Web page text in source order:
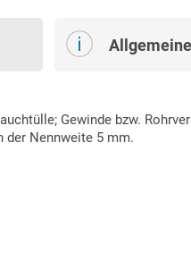
Gewinde bzw.
der Nennweite 5 mm.